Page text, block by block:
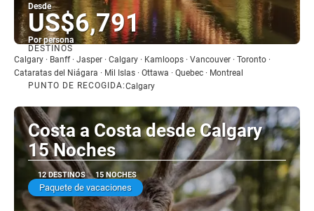
Desde
US$6,791
Por persona
Ver
DESTINOS
Calgary · Banff · Jasper · Calgary · Kamloops · Vancouver · Toronto ·
Cataratas del Niágara · Mil Islas · Ottawa · Quebec · Montreal
PUNTO DE RECOGIDA:Calgary
Costa a Costa desde Calgary
15 Noches
12 DESTINOS 15 NOCHES
Paquete de vacaciones